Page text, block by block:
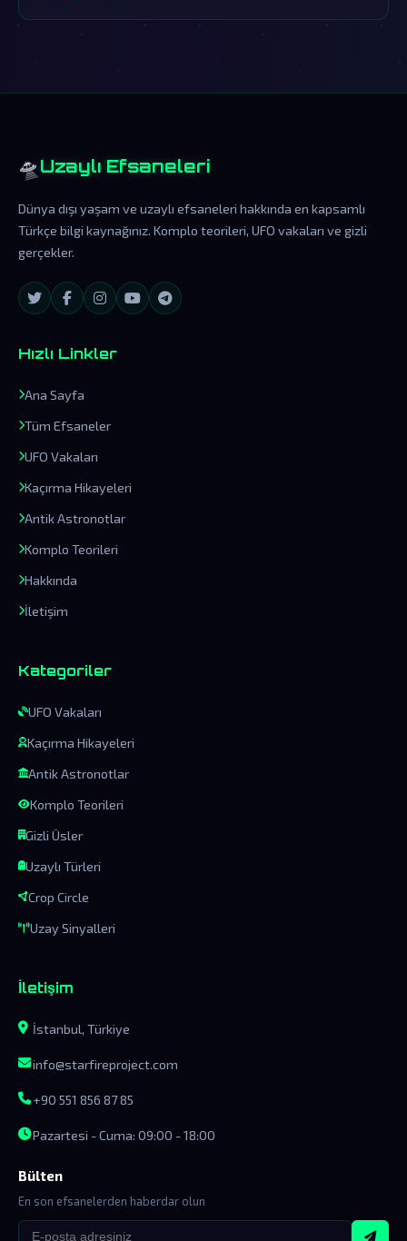
🛸 Uzaylı Efsaneleri
Dünya dışı yaşam ve uzaylı efsaneleri hakkında en kapsamlı
Türkçe bilgi kaynağınız. Komplo teorileri, UFO vakaları ve gizli
gerçekler.
Hızlı Linkler
Ana Sayfa
Tüm Efsaneler
UFO Vakaları
Kaçırma Hikayeleri
Antik Astronotlar
Komplo Teorileri
Hakkında
İletişim
Kategoriler
UFO Vakaları
Kaçırma Hikayeleri
Antik Astronotlar
Komplo Teorileri
Gizli Üsler
Uzaylı Türleri
Crop Circle
Uzay Sinyalleri
İletişim
İstanbul, Türkiye
info@starfireproject.com
+90 551 856 87 85
Pazartesi - Cuma: 09:00 - 18:00
Bülten
En son efsanelerden haberdar olun